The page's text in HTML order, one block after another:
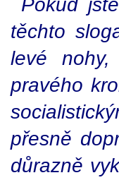
těchto
levé
pravého
přesně
důrazně